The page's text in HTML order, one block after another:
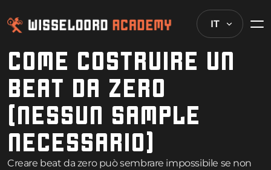
IT
COME COSTRUIRE UN
BEAT DA ZERO
(NESSUN SAMPLE
NECESSARIO)
Creare beat da zero può sembrare impossibile se non